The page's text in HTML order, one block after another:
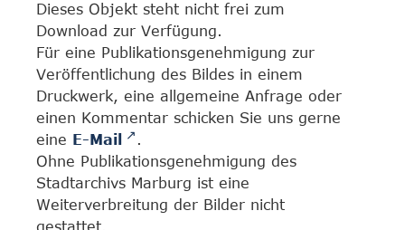
Dieses Objekt steht nicht frei zum
Download zur Verfügung.
Für eine Publikationsgenehmigung zur
Veröffentlichung des Bildes in einem
Druckwerk, eine allgemeine Anfrage oder
einen Kommentar schicken Sie uns gerne
eine E-Mail
.
Ohne Publikationsgenehmigung des
Stadtarchivs Marburg ist eine
Weiterverbreitung der Bilder nicht
gestattet.